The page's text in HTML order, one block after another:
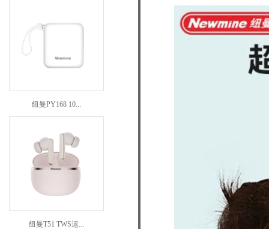
纽曼PY168 10...
纽曼T51 TWS运...